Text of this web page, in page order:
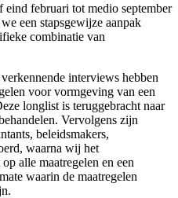
februari tot medio september
een stapsgewijze aanpak
combinatie van
interviews hebben
voor vormgeving van een
longlist is teruggebracht naar
Vervolgens zijn
beleidsmakers,
waarna wij het
alle maatregelen en een
waarin de maatregelen